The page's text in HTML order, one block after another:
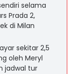
selama
Prada 2,
di Milan
sekitar 2,5
oleh Meryl
jadwal tur